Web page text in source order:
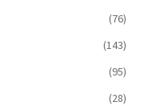
(76)
(143)
(95)
(28)